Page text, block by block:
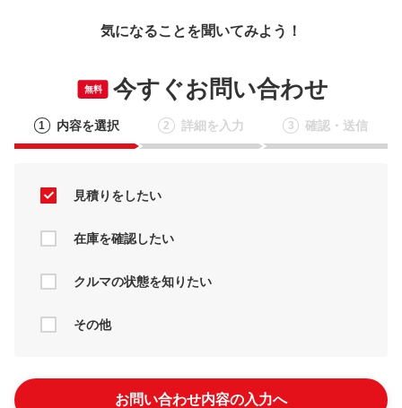
気になることを聞いてみよう！
無料 今すぐお問い合わせ
1 内容を選択 2 詳細を入力 3 確認・送信
見積りをしたい
在庫を確認したい
クルマの状態を知りたい
その他
お問い合わせ内容の入力へ